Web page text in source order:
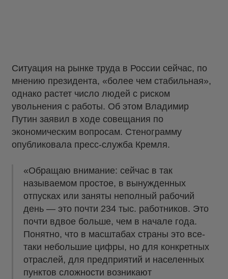
Ситуация на рынке труда в России сейчас, по
мнению президента, «более чем стабильная»,
однако растет число людей с риском
увольнения с работы. Об этом Владимир
Путин заявил в ходе совещания по
экономическим вопросам. Стенограмму
опубликовала пресс-служба Кремля.
«Обращаю внимание: сейчас в так
называемом простое, в вынужденных
отпусках или заняты неполный рабочий
день — это почти 234 тыс. работников. Это
почти вдвое больше, чем в начале года.
Понятно, что в масштабах страны это все-
таки небольшие цифры, но для конкретных
отраслей, для предприятий и населенных
пунктов сложности возникают